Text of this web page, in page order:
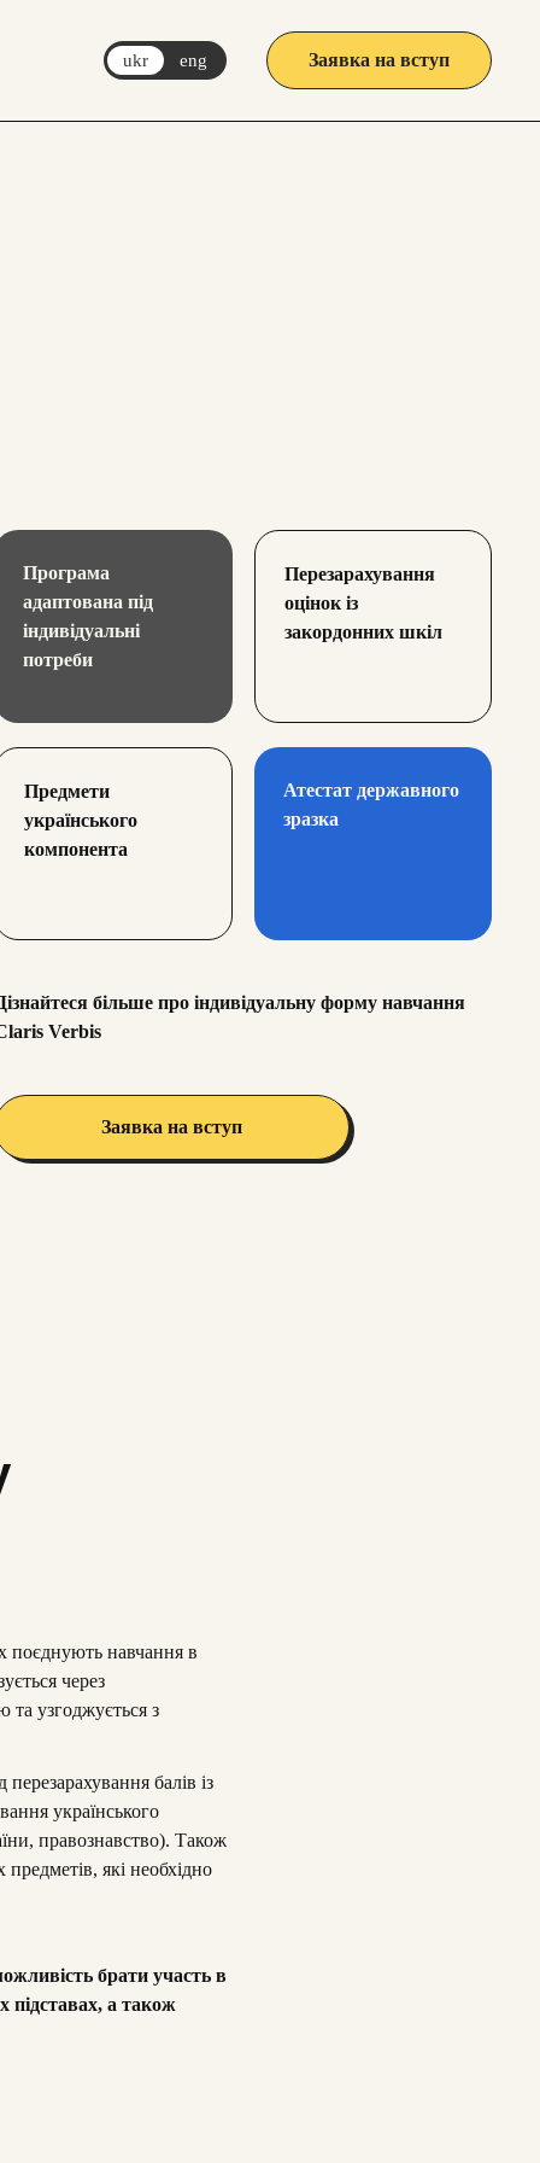
ukr eng Заявка на вступ
Програма
адаптована під
індивідуальні
потреби
Перезарахування
оцінок із
закордонних шкіл
Предмети
українського
компонента
Атестат державного
зразка
більше про індивідуальну форму навчання
Verbis
Заявка на вступ
поєднують навчання в
через
та узгоджується з
балів із
українського
правознавство). Також
які необхідно
брати участь в
підставах, а також